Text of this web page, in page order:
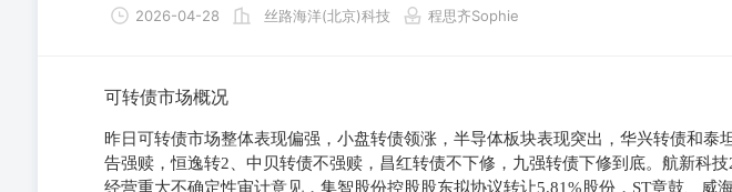
2026-04-28 丝路海洋(北京)科技 程思齐Sophie
可转债市场概况
昨日可转债市场整体表现偏强，小盘转债领涨，半导体板块表现突出，华兴转债和泰
告强赎，恒逸转2、中贝转债不强赎，昌红转债不下修，九强转债下修到底。航新科
经营重大不确定性审计意见，集智股份控股股东拟协议转让5.81%股份，ST章鼓、威